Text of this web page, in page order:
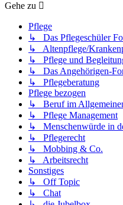
Gehe zu
Pflege
↳ Das Pflegeschüler
↳ Altenpflege/
↳ Pflege und
↳ Das Angehörigen-
↳ Pflegeberatung
Pflege bezogen
↳ Beruf im
↳ Pflege Management
↳ Menschenwürde in
↳ Pflegerecht
↳ Mobbing & Co.
↳ Arbeitsrecht
Sonstiges
↳ Off Topic
↳ Chat